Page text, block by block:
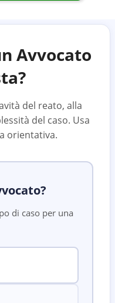
Avvocato
del reato, alla
del caso. Usa
orientativa.
di caso per una